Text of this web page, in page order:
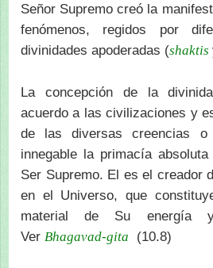
Señor Supremo creó la
fenómenos, regidos por
divinidades apoderadas (shaktis
La concepción de la
acuerdo a las civilizaciones y
de las diversas creencias o
innegable la primacía
Ser Supremo. El es el creador
en el Universo, que
material de Su energía
Ver Bhagavad-gita (10.8)